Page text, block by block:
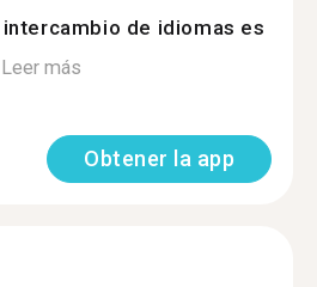
de idiomas es
Leer más
Obtener la app